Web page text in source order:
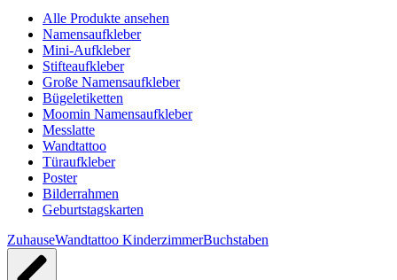
Alle Produkte ansehen
Namensaufkleber
Mini-Aufkleber
Stifteaufkleber
Große Namensaufkleber
Bügeletiketten
Moomin Namensaufkleber
Messlatte
Wandtattoo
Türaufkleber
Poster
Bilderrahmen
Geburtstagskarten
ZuhauseWandtattoo KinderzimmerBuchstaben